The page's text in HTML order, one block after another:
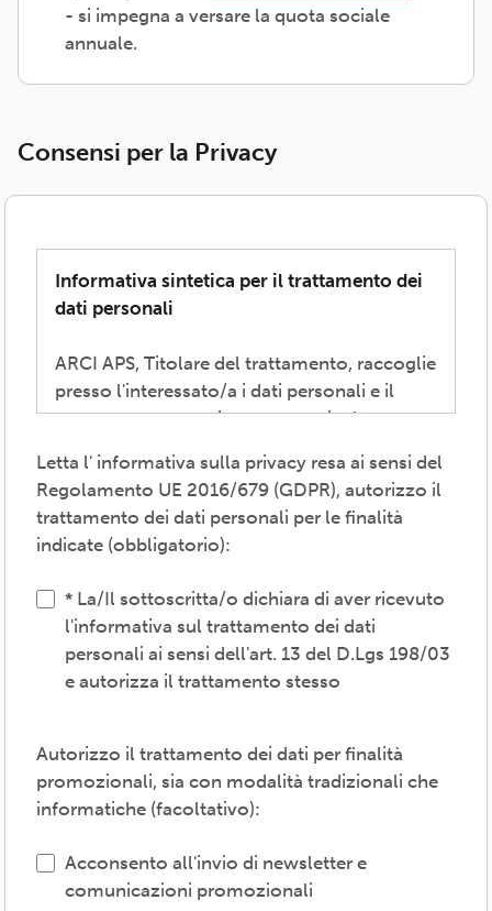
- si impegna a versare la quota sociale
annuale.
Consensi per la Privacy
Informativa sintetica per il trattamento dei
dati personali
ARCI APS, Titolare del trattamento, raccoglie
presso l'interessato/a i dati personali e il
consenso necessari per consentire la
perseguire i valori propri del movimento
ARCI e affermati negli atti associativi
fondamentali -anche mediante attività,
convenzioni e servizi-, provvedere agli
vigenti, inviare comunicazioni promozionali.
Il trattamento verrà effettuato: con modalità
cartacea e/o informatica; in modo lecito,
interni e/o comunicando i dati a soggetti
esterni (amministrazioni/autorità; fornitori di
specifici servizi di supporto -es. consulenza
promossi, partecipati o convenzionati).
Letta l' informativa sulla privacy resa ai sensi del
Regolamento UE 2016/679 (GDPR), autorizzo il
trattamento dei dati personali per le finalità
indicate (obbligatorio):
La/Il sottoscritta/o dichiara di aver ricevuto
l'informativa sul trattamento dei dati
personali ai sensi dell'art. 13 del D.Lgs 198/03
e autorizza il trattamento stesso
Autorizzo il trattamento dei dati per finalità
promozionali, sia con modalità tradizionali che
informatiche (facoltativo):
Acconsento all'invio di newsletter e
comunicazioni promozionali